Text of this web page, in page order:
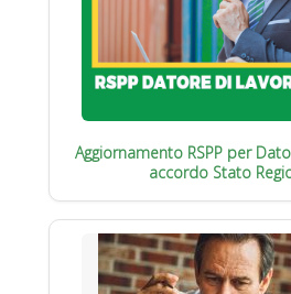
Aggiornamento RSPP per
accordo Stato